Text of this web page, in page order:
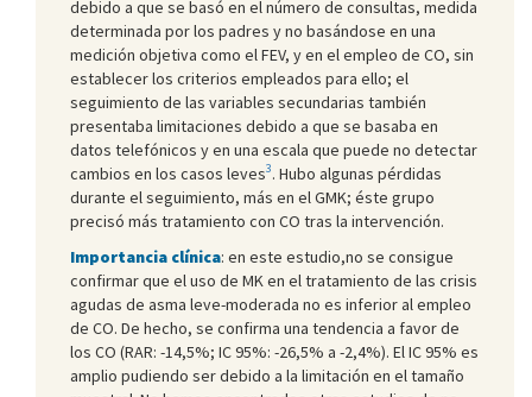
debido a que se basó en el número de consultas, medida
determinada por los padres y no basándose en una
medición objetiva como el FEV, y en el empleo de CO, sin
establecer los criterios empleados para ello; el
seguimiento de las variables secundarias también
presentaba limitaciones debido a que se basaba en
datos telefónicos y en una escala que puede no detectar
cambios en los casos leves3. Hubo algunas pérdidas
durante el seguimiento, más en el GMK; éste grupo
precisó más tratamiento con CO tras la intervención.
Importancia clínica: en este estudio,no se consigue
confirmar que el uso de MK en el tratamiento de las crisis
agudas de asma leve-moderada no es inferior al empleo
de CO. De hecho, se confirma una tendencia a favor de
los CO (RAR: -14,5%; IC 95%: -26,5% a -2,4%). El IC 95% es
amplio pudiendo ser debido a la limitación en el tamaño